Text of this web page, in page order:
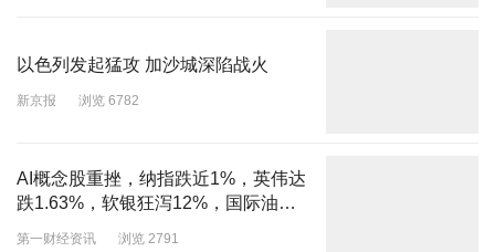
以色列发起猛攻 加沙城深陷战火
新京报 浏览 6782
AI概念股重挫，纳指跌近1%，英伟达
跌1.63%，软银狂泻12%，国际油价
第一财经资讯 浏览 2791